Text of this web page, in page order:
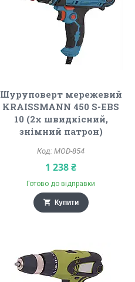
Шуруповерт мережевий
KRAISSMANN 450 S-EBS
10 (2х швидкісний,
знімний патрон)
MOD-854
1 238 ₴
Готово до відправки
Купити